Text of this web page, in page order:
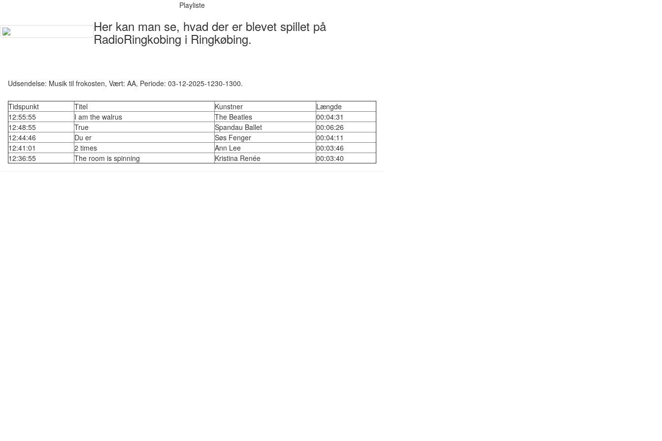
Playliste
Her kan man se, hvad der er blevet spillet på
RadioRingkobing i Ringkøbing.
Udsendelse: Musik til frokosten, Vært: AA, Periode: 03-12-2025-1230-1300.
Tidspunkt Titel Kunstner
Længde
12:55:55
I am the walrus The Beatles
00:04:31
12:48:55
True Spandau Ballet
00:06:26
12:44:46
Du er Søs Fenger
00:04:11
12:41:01
2 times Ann Lee
00:03:46
12:36:55
The room is spinning Kristina Renée 00:03:40